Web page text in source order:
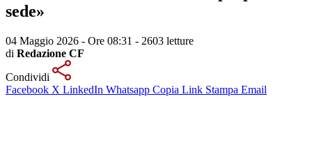
sede»
04 Maggio 2026 - Ore 08:31 - 2603 letture
di Redazione CF
Condividi
Facebook X LinkedIn Whatsapp Copia Link Stampa Email